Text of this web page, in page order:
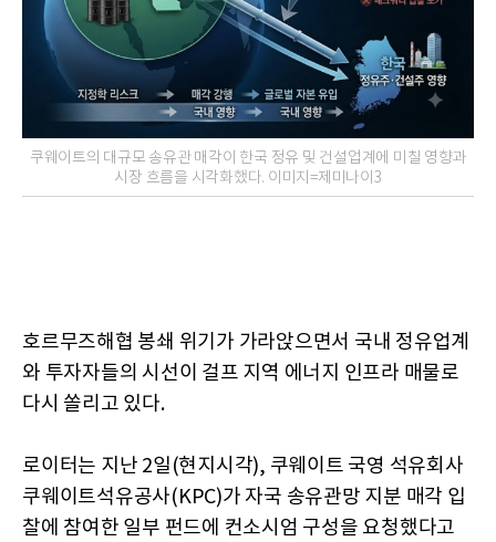
쿠웨이트의 대규모 송유관 매각이 한국 정유 및 건설업계에 미칠 영향과
시장 흐름을 시각화했다. 이미지=제미나이3
호르무즈해협 봉쇄 위기가 가라앉으면서 국내 정유업계
와 투자자들의 시선이 걸프 지역 에너지 인프라 매물로
다시 쏠리고 있다.
로이터는 지난 2일(현지시각), 쿠웨이트 국영 석유회사
쿠웨이트석유공사(KPC)가 자국 송유관망 지분 매각 입
찰에 참여한 일부 펀드에 컨소시엄 구성을 요청했다고